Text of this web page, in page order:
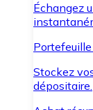
Échangez
Stockez
dépositaire.